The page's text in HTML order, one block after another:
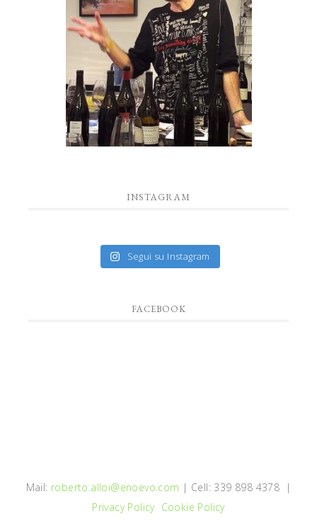
INSTAGRAM
Segui su Instagram
FACEBOOK
Mail: roberto.alloi@enoevo.com | Cell: 339 898 4378 |
Privacy Policy Cookie Policy